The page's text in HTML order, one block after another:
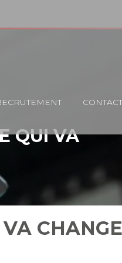
CONTACT
QUI VA